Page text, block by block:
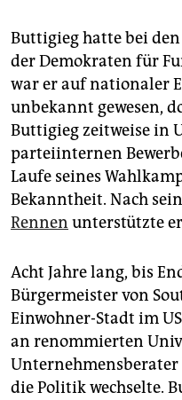
Buttigieg hatte bei
der Demokraten für
war er auf nationaler
unbekannt gewesen,
Buttigieg zeitweise in
parteiinternen
Laufe seines
Bekanntheit. Nach
Rennen unterstützte
Acht Jahre lang, bis
Bürgermeister von
Einwohner-Stadt im
an renommierten
Unternehmensberater
die Politik wechselte.